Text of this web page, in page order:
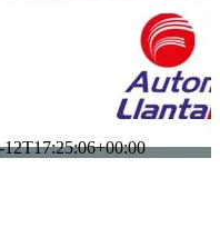
12T17:25:06+00:00